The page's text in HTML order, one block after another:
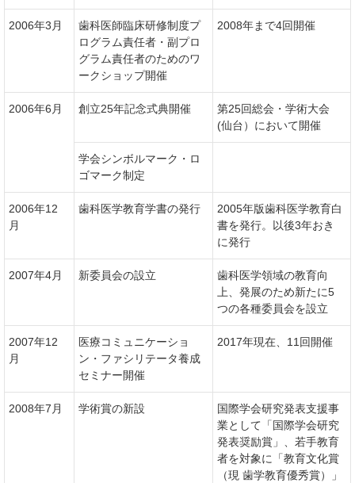
2006年3月
歯科医師臨床研修制度プ
ログラム責任者・副プロ
グラム責任者のためのワ
ークショップ開催
2008年まで4回開催
2006年6月 創立25年記念式典開催
第25回総会・学術大会
(仙台）において開催
学会シンボルマーク・ロ
ゴマーク制定
2006年12
月
歯科医学教育学書の発行
2005年版歯科医学教育白
書を発行。以後3年おき
に発行
2007年4月 新委員会の設立
歯科医学領域の教育向
上、発展のため新たに5
つの各種委員会を設立
2007年12
月
医療コミュニケーショ
ン・ファシリテータ養成
セミナー開催
2017年現在、11回開催
2008年7月 学術賞の新設
国際学会研究発表支援事
業として「国際学会研究
発表奨励賞」、若手教育
者を対象に「教育文化賞
（現 歯学教育優秀賞）」